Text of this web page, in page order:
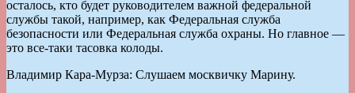
осталось, кто будет руководителем важной федеральной
службы такой, например, как Федеральная служба
безопасности или Федеральная служба охраны. Но главное —
это все-таки тасовка колоды.
Владимир Кара-Мурза: Слушаем москвичку Марину.